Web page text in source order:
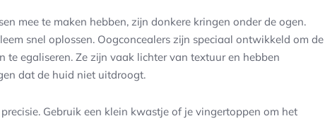
mee te maken hebben, zijn donkere kringen onder de ogen.
snel oplossen. Oogconcealers zijn speciaal ontwikkeld om de
egaliseren. Ze zijn vaak lichter van textuur en hebben
dat de huid niet uitdroogt.
Gebruik een klein kwastje of je vingertoppen om het